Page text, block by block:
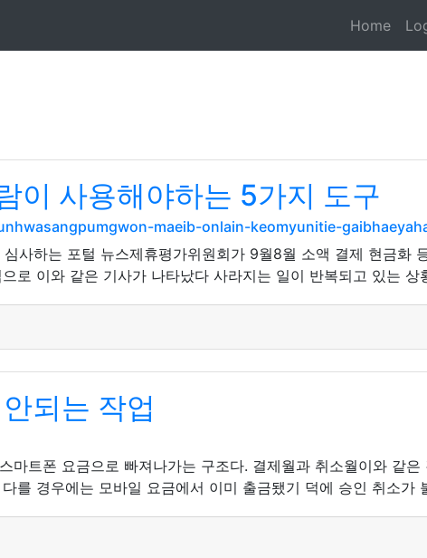
Home
이 사용해야하는 5가지 도구
maeib-onlain-keomyunitie-
사하는 포털 뉴스제휴평가위원회가 9월8월 소액 결제 현금화
로 이와 같은 기사가 나타났다 사라지는 일이 반복되고 있는 상
되는 작업
트폰 요금으로 빠져나가는 구조다. 결제월과 취소월이와 같
를 경우에는 모바일 요금에서 이미 출금됐기 덕에 승인 취소가